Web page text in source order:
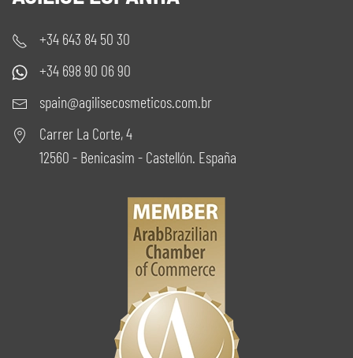
+34 643 84 50 30
+34 698 90 06 90
spain@agilisecosmeticos.com.br
Carrer La Corte, 4
12560 - Benicasim - Castellón. España